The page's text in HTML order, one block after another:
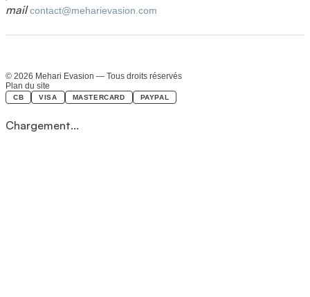
mail contact@meharievasion.com
© 2026 Mehari Evasion — Tous droits réservés
Plan du site
CB VISA MASTERCARD PAYPAL
Chargement...